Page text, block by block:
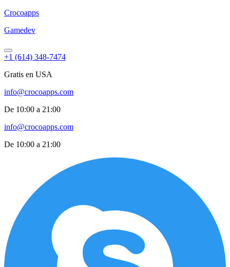
Crocoapps
Gamedev
+1 (614) 348-7474
Gratis en USA
info@crocoapps.com
De 10:00 a 21:00
info@crocoapps.com
De 10:00 a 21:00